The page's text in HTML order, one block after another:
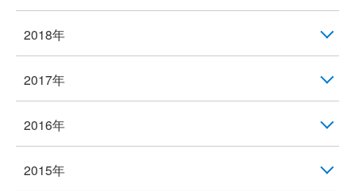
2018年
2017年
2016年
2015年